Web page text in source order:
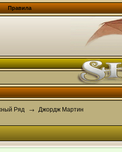
Правила
Ряд → Джордж Мартин